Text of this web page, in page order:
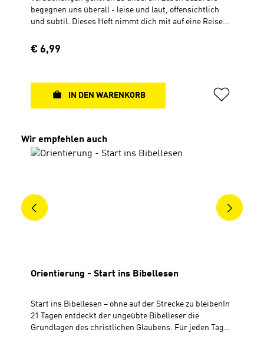
begegnen uns überall - leise und laut, offensichtlich
und subtil. Dieses Heft nimmt dich mit auf eine Reise
Versuchungen ankämpfen. 18 kurze, praxisnahe
Impulse, die auf Ereignisse und Worte der Bibel Bezug
Praktische Tipps, treffende Zitate und stärkende
farbig
Regulärer Preis:
€ 6,99
IN DEN WARENKORB
Produktgalerie überspringen
Wir empfehlen auch
Orientierung - Start ins Bibellesen
Start ins Bibellesen – ohne auf der Strecke zu bleibenIn
21 Tagen entdeckt der ungeübte Bibelleser die
Grundlagen des christlichen Glaubens. Für jeden Tag